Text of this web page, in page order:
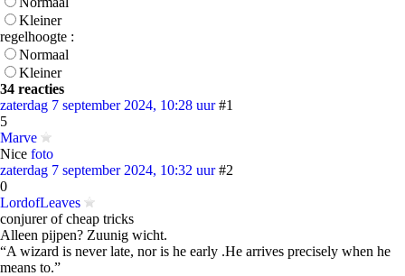
Kleiner
regelhoogte :
Normaal
Kleiner
34 reacties
zaterdag 7 september 2024, 10:28 uur #1
5
Marve
Nice foto
zaterdag 7 september 2024, 10:32 uur #2
0
LordofLeaves
conjurer of cheap tricks
Alleen pijpen? Zuunig wicht.
“A wizard is never late, nor is he early .He arrives precisely when he
means to.”